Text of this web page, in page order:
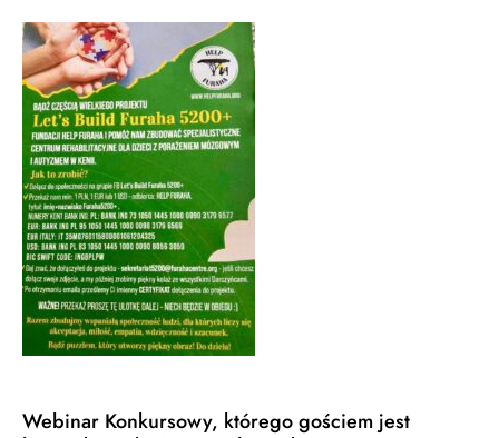
Webinar Konkursowy, którego gościem jest